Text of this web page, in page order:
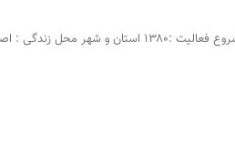
نام و نام خانوادگی : مریم مظلومی سال تولد